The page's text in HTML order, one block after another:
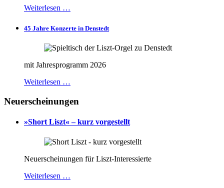
Weiterlesen …
45 Jahre Konzerte in Denstedt
mit Jahresprogramm 2026
Weiterlesen …
Neuerscheinungen
»Short Liszt« – kurz vorgestellt
Neuerscheinungen für Liszt-Interessierte
Weiterlesen …